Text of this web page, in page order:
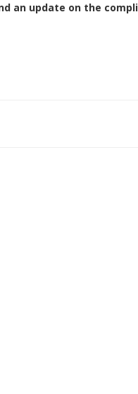
an update on the